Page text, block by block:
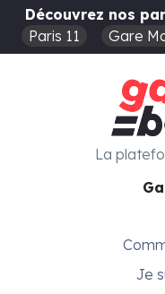
Découvrez nos
Paris 11
Gare
Je
La